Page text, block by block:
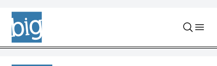
Skip to content